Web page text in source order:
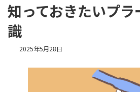
知っておきたいプラ
識
2025年5月28日